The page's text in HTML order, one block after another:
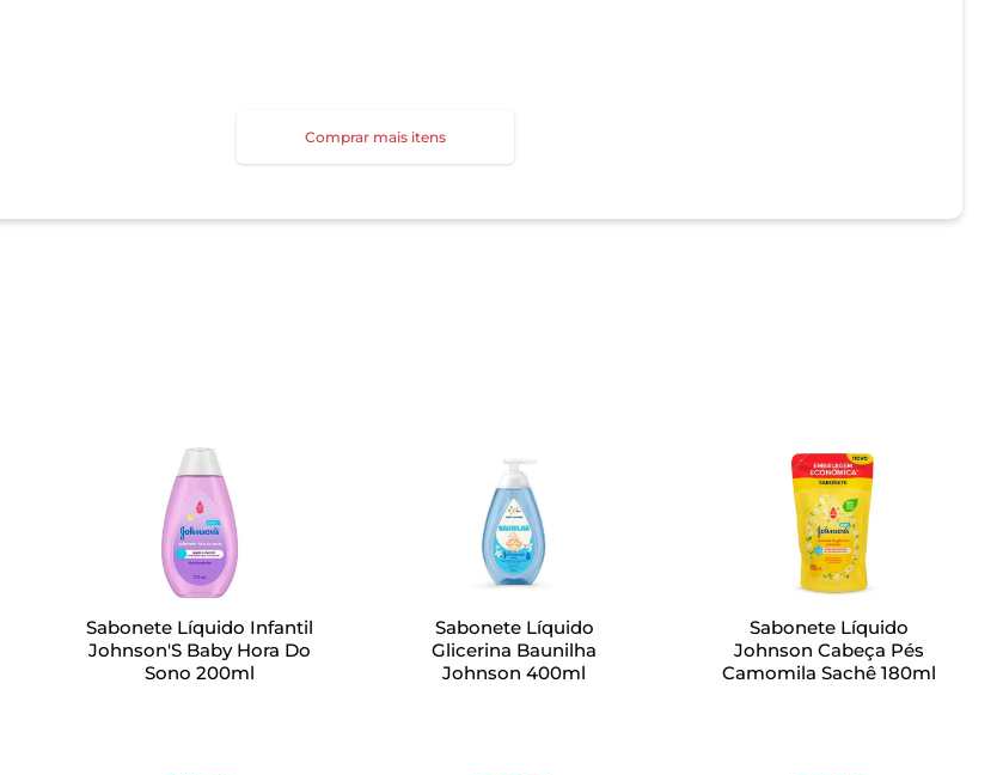
Comprar mais itens
Sabonete Líquido Infantil
Johnson'S Baby Hora Do
Sono 200ml
Sabonete Líquido
Glicerina Baunilha
Johnson 400ml
Sabonete Líquido
Johnson Cabeça Pés
Camomila Sachê 180ml